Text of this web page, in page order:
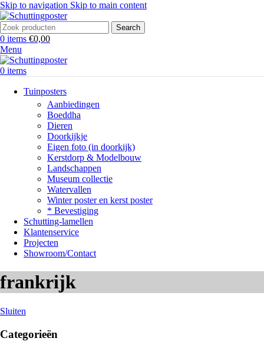
Skip to navigation Skip to main content
Search
0 items €0,00
Menu
0 items
Tuinposters
Aanbiedingen
Boeddha
Dieren
Doorkijkje
Eigen foto (in doorkijk)
Kerstdorp & Modelbouw
Landschappen
Museum collectie
Watervallen
Winter poster en kerst poster
* Bevestiging
Schutting-lamellen
Klantenservice
Projecten
Showroom/Contact
frankrijk
Sluiten
Categorieën